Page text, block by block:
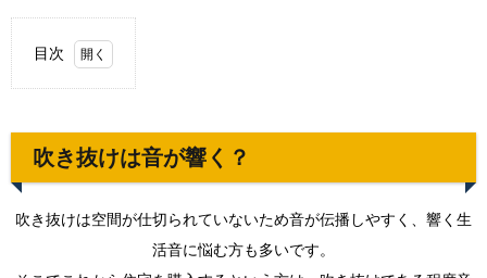
目次
1.
抜け
は音
が響
1.1.
吹き抜けは音が響く？
吹き抜けは空間が仕切られていないため音が伝播しやすく、響く生
活音に悩む方も多いです。